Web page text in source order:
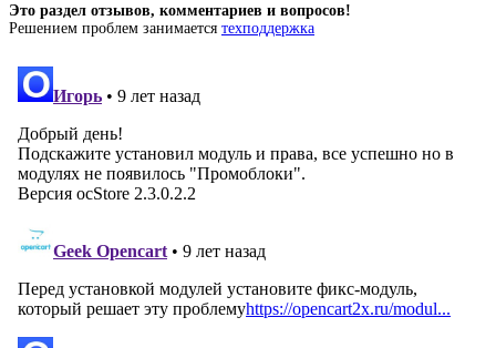
Это раздел отзывов, комментариев и вопросов!
Решением проблем занимается техподдержка